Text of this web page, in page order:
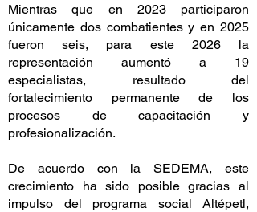
Mientras que en 2023 participaron
únicamente dos combatientes y en 2025
fueron seis, para este 2026 la
representación aumentó a 19
especialistas, resultado del
fortalecimiento permanente de los
procesos de capacitación y
profesionalización.
De acuerdo con la SEDEMA, este
crecimiento ha sido posible gracias al
impulso del programa social Altépetl,